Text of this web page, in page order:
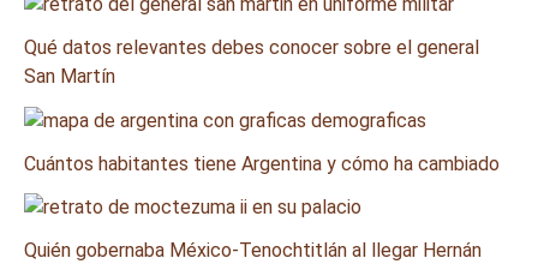
Qué datos relevantes debes conocer sobre el general
San Martín
Cuántos habitantes tiene Argentina y cómo ha cambiado
Quién gobernaba México-Tenochtitlán al llegar Hernán